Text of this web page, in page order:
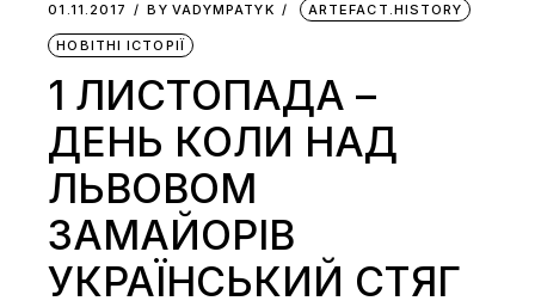
01.11.2017 BY VADYMPATYK ARTEFACT.HISTORY
НОВІТНІ ІСТОРІЇ
1 ЛИСТОПАДА –
ДЕНЬ КОЛИ НАД
ЛЬВОВОМ
ЗАМАЙОРІВ
УКРАЇНСЬКИЙ СТЯГ